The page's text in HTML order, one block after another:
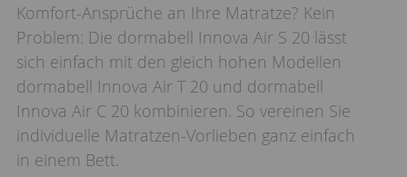
Komfort-Ansprüche an Ihre Matratze? Kein
Problem: Die dormabell Innova Air S 20 lässt
sich einfach mit den gleich hohen Modellen
dormabell Innova Air T 20 und dormabell
Innova Air C 20 kombinieren. So vereinen Sie
individuelle Matratzen-Vorlieben ganz einfach
in einem Bett.